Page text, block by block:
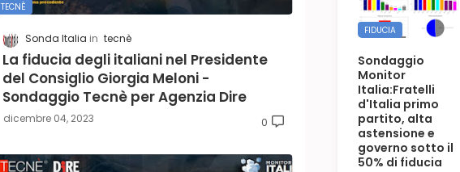
TECNÈ
Sonda Italia tecnè
La fiducia degli italiani nel Presidente
del Consiglio Giorgia Meloni -
Sondaggio Tecnè per Agenzia Dire
dicembre 04, 2023 0
FIDUCIA
Sondaggio
Monitor
Italia:Fratelli
d'Italia primo
partito, alta
astensione e
governo sotto il
50% di fiducia